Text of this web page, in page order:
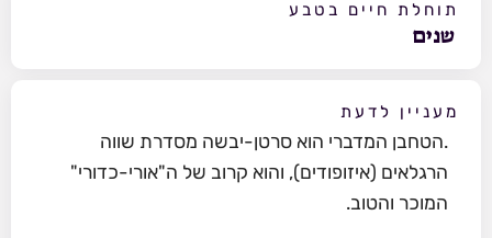
תוחלת חיים בטבע
שנים
מעניין לדעת
.הטחבן המדברי הוא סרטן-יבשה מסדרת שווה
הרגלאים (איזופודים), והוא קרוב של ה"אורי-כדורי"
המוכר והטוב.